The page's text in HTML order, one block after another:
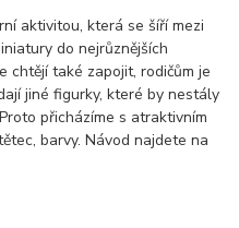
aktivitou, která se šíří mezi
do nejrůznějších
chtějí také zapojit, rodičům je
jiné figurky, které by nestály
přicházíme s atraktivním
barvy. Návod najdete na